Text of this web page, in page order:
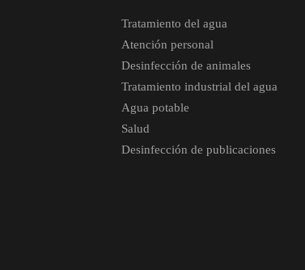
Tratamiento del agua
Atención personal
Desinfección de animales
Tratamiento industrial del agua
Agua potable
Salud
Desinfección de publicaciones